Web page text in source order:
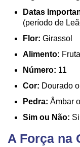
Datas
(período de
Flor: Girassol
Alimento:
Número: 11
Cor: Dourado
Pedra: Âmbar
Sim ou Não:
A Força na